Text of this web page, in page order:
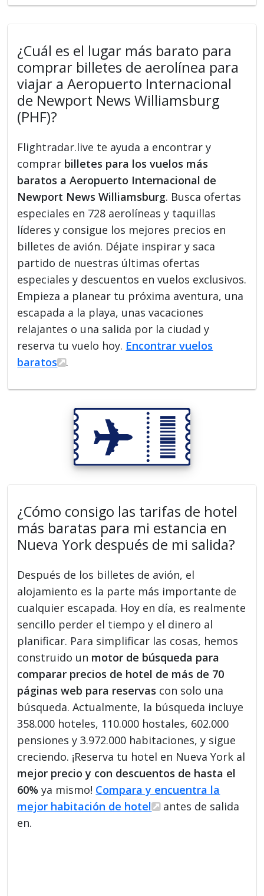
¿Cuál es el lugar más barato para
comprar billetes de aerolínea para
viajar a Aeropuerto Internacional
de Newport News Williamsburg
(PHF)?
Flightradar.live te ayuda a encontrar y
comprar billetes para los vuelos más
baratos a Aeropuerto Internacional de
Newport News Williamsburg. Busca ofertas
especiales en 728 aerolíneas y taquillas
líderes y consigue los mejores precios en
billetes de avión. Déjate inspirar y saca
partido de nuestras últimas ofertas
especiales y descuentos en vuelos exclusivos.
Empieza a planear tu próxima aventura, una
escapada a la playa, unas vacaciones
relajantes o una salida por la ciudad y
reserva tu vuelo hoy. Encontrar vuelos
baratos
.
¿Cómo consigo las tarifas de hotel
más baratas para mi estancia en
Nueva York después de mi salida?
Después de los billetes de avión, el
alojamiento es la parte más importante de
cualquier escapada. Hoy en día, es realmente
sencillo perder el tiempo y el dinero al
planificar. Para simplificar las cosas, hemos
construido un motor de búsqueda para
comparar precios de hotel de más de 70
páginas web para reservas con solo una
búsqueda. Actualmente, la búsqueda incluye
358.000 hoteles, 110.000 hostales, 602.000
pensiones y 3.972.000 habitaciones, y sigue
creciendo. ¡Reserva tu hotel en Nueva York al
mejor precio y con descuentos de hasta el
60% ya mismo! Compara y encuentra la
mejor habitación de hotel
antes de salida
en.